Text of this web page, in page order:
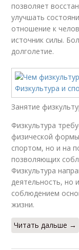
позволяет
улучшать
отношение к
источник силы.
долголетие.
Занятие
Физкультура
физической
спортом, но и на
позволяющих
Физкультура
деятельность, но
соблюдением
жизни.
Читать дальше →